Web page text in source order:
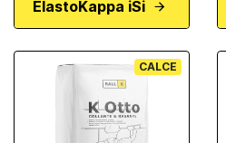
ElastoKappa iSi
CALCE